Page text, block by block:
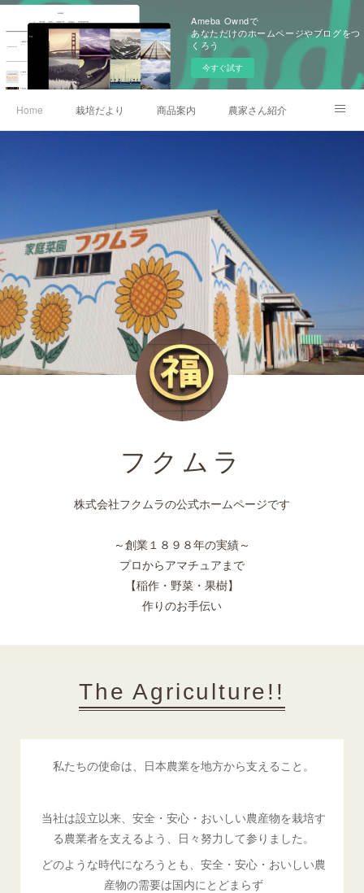
Ameba Owndで
あなただけのホームページやブログをつ
くろう
今すぐ試す
Home 栽培だより 商品案内 農家さん紹介
フクムラ
株式会社フクムラの公式ホームページです
～創業１８９８年の実績～
プロからアマチュアまで
【稲作・野菜・果樹】
作りのお手伝い
The Agriculture!!
私たちの使命は、日本農業を地方から支えること。
当社は設立以来、安全・安心・おいしい農産物を栽培す
る農業者を支えるよう、日々努力して参りました。
どのような時代になろうとも、安全・安心・おいしい農
産物の需要は国内にとどまらず